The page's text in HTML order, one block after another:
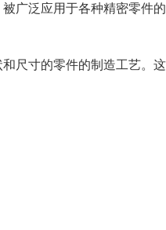
广泛应用于各种精密零件
尺寸的零件的制造工艺。